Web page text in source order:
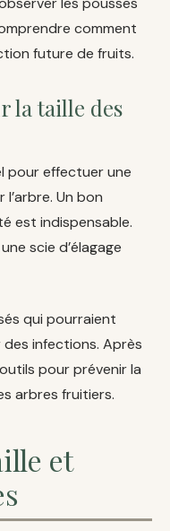
comment
future de fruits.
la taille des
pour effectuer une
Un bon
est indispensable.
scie d’élagage
qui pourraient
infections. Après
pour prévenir la
arbres fruitiers.
et